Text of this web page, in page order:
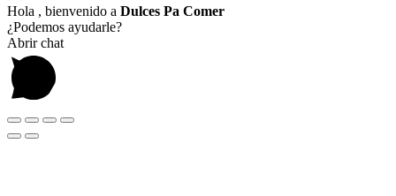
Hola , bienvenido a Dulces Pa Comer
¿Podemos ayudarle?
Abrir chat